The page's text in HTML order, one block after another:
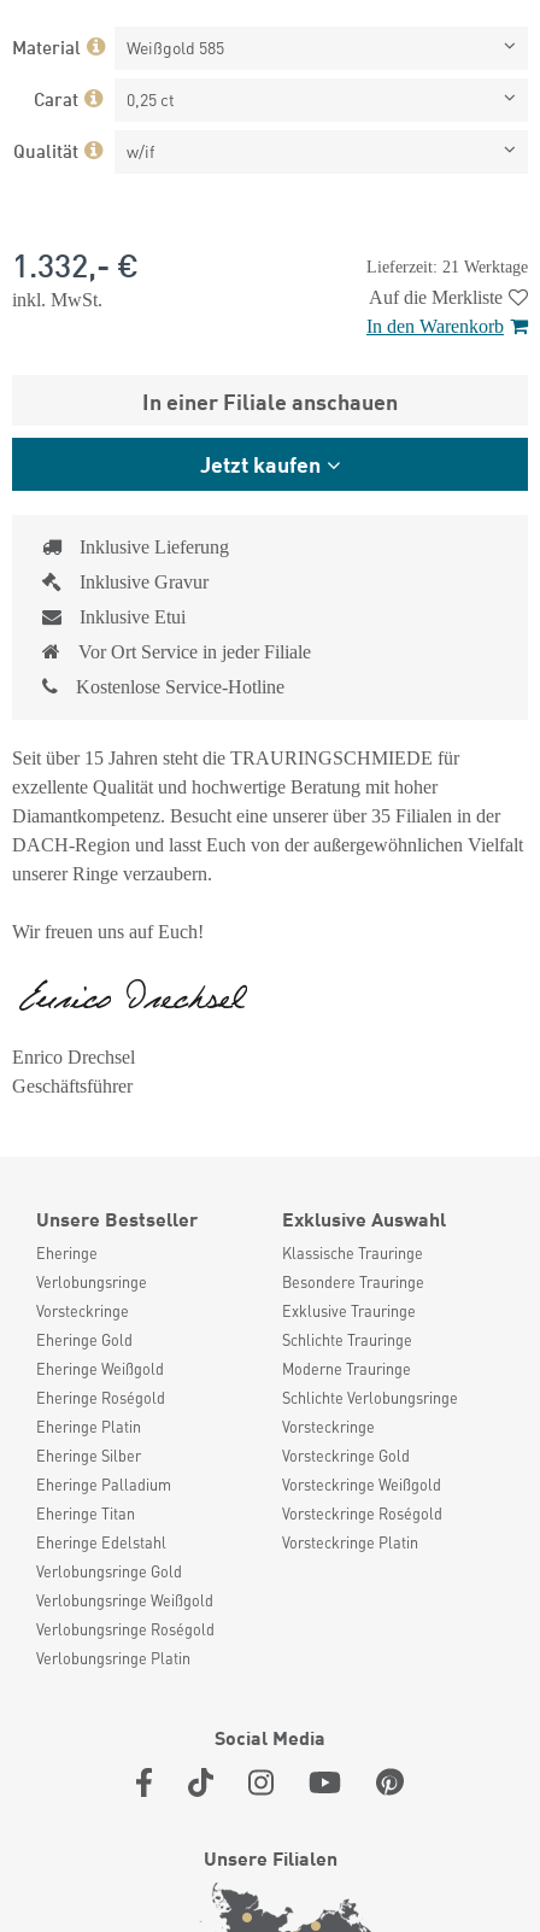
Material Weißgold 585
Carat 0,25 ct
Qualität w/if
Lieferzeit: 21 Werktage
1.332,- €
inkl. MwSt.
Auf die Merkliste
In den Warenkorb
In einer Filiale anschauen
Jetzt kaufen
Inklusive Lieferung
Inklusive Gravur
Inklusive Etui
Vor Ort Service in jeder Filiale
Kostenlose Service-Hotline
Seit über 15 Jahren steht die TRAURINGSCHMIEDE für
exzellente Qualität und hochwertige Beratung mit hoher
Diamantkompetenz. Besucht eine unserer über 35 Filialen in der
DACH-Region und lasst Euch von der außergewöhnlichen Vielfalt
unserer Ringe verzaubern.
Wir freuen uns auf Euch!
Enrico Drechsel
Geschäftsführer
Unsere Bestseller
Eheringe
Verlobungsringe
Vorsteckringe
Eheringe Gold
Eheringe Weißgold
Eheringe Roségold
Eheringe Platin
Eheringe Silber
Eheringe Palladium
Eheringe Titan
Eheringe Edelstahl
Verlobungsringe Gold
Verlobungsringe Weißgold
Verlobungsringe Roségold
Verlobungsringe Platin
Exklusive Auswahl
Klassische Trauringe
Besondere Trauringe
Exklusive Trauringe
Schlichte Trauringe
Moderne Trauringe
Schlichte Verlobungsringe
Vorsteckringe
Vorsteckringe Gold
Vorsteckringe Weißgold
Vorsteckringe Roségold
Vorsteckringe Platin
Social Media
Unsere Filialen